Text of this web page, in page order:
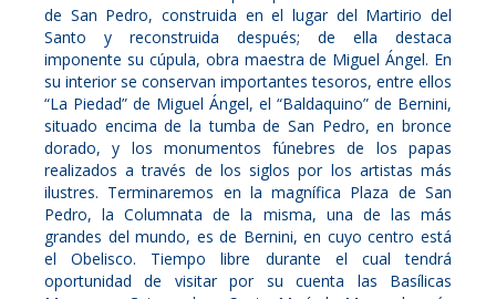
de San Pedro, construida en el lugar del Martirio del
Santo y reconstruida después; de ella destaca
imponente su cúpula, obra maestra de Miguel Ángel. En
su interior se conservan importantes tesoros, entre ellos
“La Piedad” de Miguel Ángel, el “Baldaquino” de Bernini,
situado encima de la tumba de San Pedro, en bronce
dorado, y los monumentos fúnebres de los papas
realizados a través de los siglos por los artistas más
ilustres. Terminaremos en la magnífica Plaza de San
Pedro, la Columnata de la misma, una de las más
grandes del mundo, es de Bernini, en cuyo centro está
el Obelisco. Tiempo libre durante el cual tendrá
oportunidad de visitar por su cuenta las Basílicas